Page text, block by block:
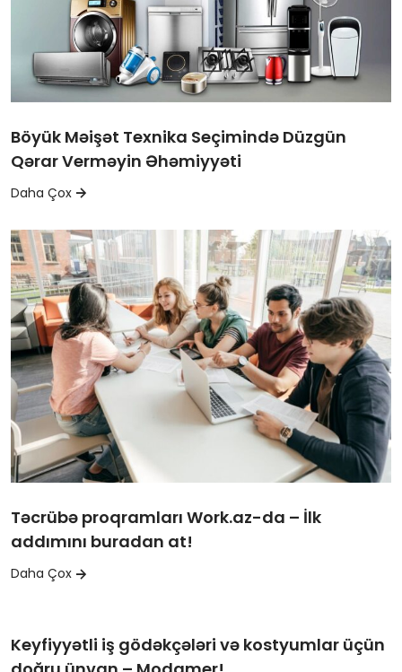
Böyük Məişət Texnika Seçimində Düzgün
Qərar Verməyin Əhəmiyyəti
Daha Çox
Təcrübə proqramları Work.az-da – İlk
addımını buradan at!
Daha Çox
Keyfiyyətli iş gödəkçələri və kostyumlar üçün